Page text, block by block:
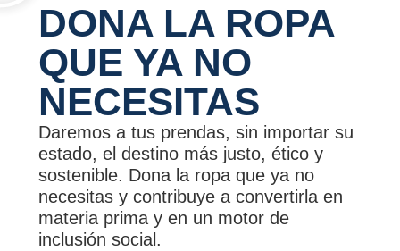
DONA LA ROPA
QUE YA NO
NECESITAS
Daremos a tus prendas, sin importar su
estado, el destino más justo, ético y
sostenible. Dona la ropa que ya no
necesitas y contribuye a convertirla en
materia prima y en un motor de
inclusión social.